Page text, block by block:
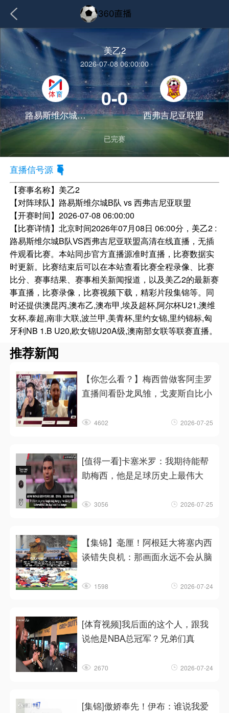
美乙2
2026-07-08 06:00:00
路易斯维尔城B队
0-0
西弗吉尼亚联盟
已完赛
直播信号源
【赛事名称】 美乙2
【对阵球队】 路易斯维尔城B队 vs 西弗吉尼亚联盟
【开赛时间】2026-07-08 06:00:00
【比赛详情】北京时间2026年07月08日 06:00分，美乙2 :
路易斯维尔城B队VS西弗吉尼亚联盟高清在线直播，无插
件观看比赛。本站同步官方直播源准时直播，比赛数据实
时更新。比赛结束后可以在本站查看比赛全程录像、比赛
比分、赛事结果、赛事相关新闻报道，以及美乙2的最新赛
事直播，比赛录像，比赛视频下载，精彩片段集锦等。同
时还提供澳昆丙,澳布乙,澳布甲,埃及超杯,阿尔杯U21,澳维
女杯,泰超,南非大联,波兰甲,美青杯,里约女锦,里约锦标,匈
牙利NB 1.B U20,欧女锦U20A级,澳南部女联等联赛直播。
推荐新闻
【你怎么看？】梅西曾做客阿圭罗
直播间看卧龙凤雏，戈麦斯自比小
4602 2026-07-25
[值得一看]卡塞米罗：我期待能帮
助梅西，他是足球历史上最伟大
3056 2026-07-25
【集锦】毫厘！阿根廷大将塞内西
谈错失良机：那画面永远不会从脑
1598 2026-07-24
[体育视频]我后面的这个人，跟我
说他是NBA总冠军？兄弟们真
2670 2026-07-24
[集锦]傲娇奉先！伊布：谁说我爱